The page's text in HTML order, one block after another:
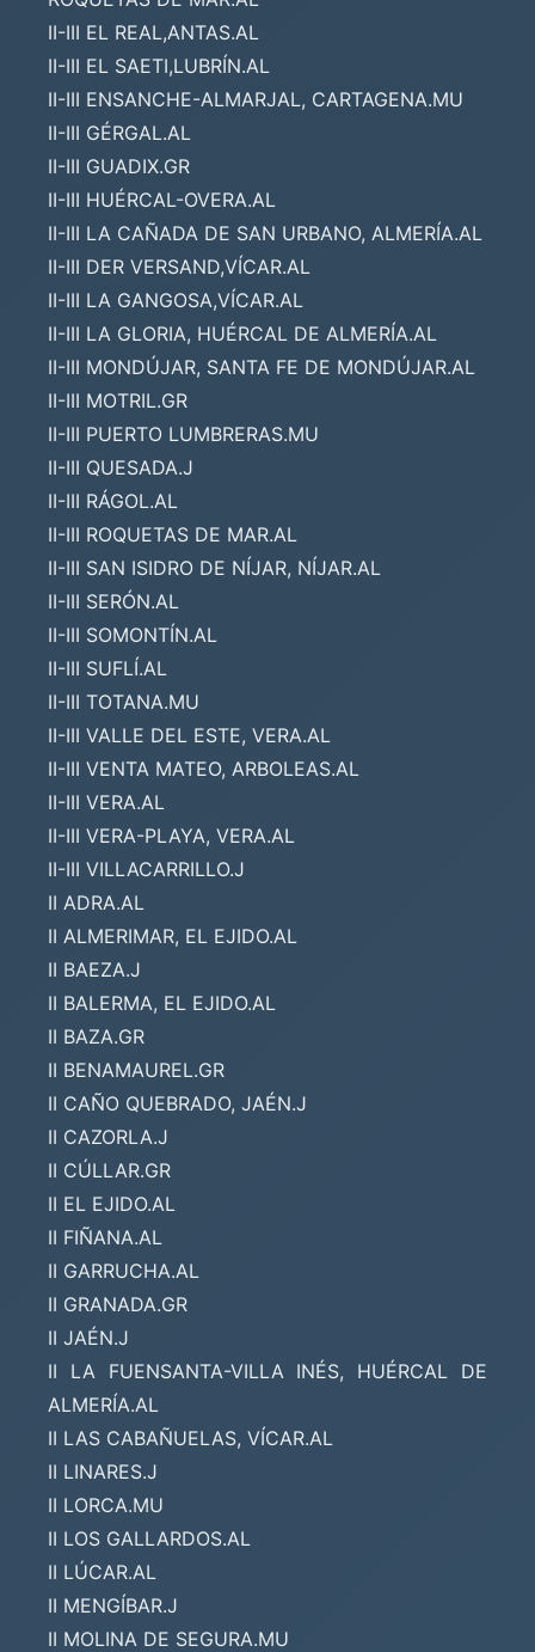
II-III EL REAL,ANTAS.AL
II-III EL SAETI,LUBRÍN.AL
II-III ENSANCHE-ALMARJAL, CARTAGENA.MU
II-III GÉRGAL.AL
II-III GUADIX.GR
II-III HUÉRCAL-OVERA.AL
II-III LA CAÑADA DE SAN URBANO, ALMERÍA.AL
II-III DER VERSAND,VÍCAR.AL
II-III LA GANGOSA,VÍCAR.AL
II-III LA GLORIA, HUÉRCAL DE ALMERÍA.AL
II-III MONDÚJAR, SANTA FE DE MONDÚJAR.AL
II-III MOTRIL.GR
II-III PUERTO LUMBRERAS.MU
II-III QUESADA.J
II-III RÁGOL.AL
II-III ROQUETAS DE MAR.AL
II-III SAN ISIDRO DE NÍJAR, NÍJAR.AL
II-III SERÓN.AL
II-III SOMONTÍN.AL
II-III SUFLÍ.AL
II-III TOTANA.MU
II-III VALLE DEL ESTE, VERA.AL
II-III VENTA MATEO, ARBOLEAS.AL
II-III VERA.AL
II-III VERA-PLAYA, VERA.AL
II-III VILLACARRILLO.J
II ADRA.AL
II ALMERIMAR, EL EJIDO.AL
II BAEZA.J
II BALERMA, EL EJIDO.AL
II BAZA.GR
II BENAMAUREL.GR
II CAÑO QUEBRADO, JAÉN.J
II CAZORLA.J
II CÚLLAR.GR
II EL EJIDO.AL
II FIÑANA.AL
II GARRUCHA.AL
II GRANADA.GR
II JAÉN.J
II LA FUENSANTA-VILLA INÉS, HUÉRCAL DE
ALMERÍA.AL
II LAS CABAÑUELAS, VÍCAR.AL
II LINARES.J
II LORCA.MU
II LOS GALLARDOS.AL
II LÚCAR.AL
II MENGÍBAR.J
II MOLINA DE SEGURA.MU